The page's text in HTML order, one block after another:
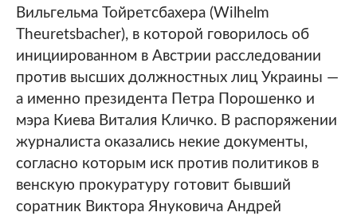
Вильгельма Тойретсбахера (Wilhelm
Theuretsbacher), в которой говорилось об
инициированном в Австрии расследовании
против высших должностных лиц Украины —
а именно президента Петра Порошенко и
мэра Киева Виталия Кличко. В распоряжении
журналиста оказались некие документы,
согласно которым иск против политиков в
венскую прокуратуру готовит бывший
соратник Виктора Януковича Андрей